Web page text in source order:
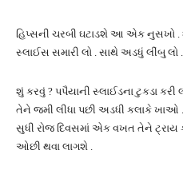
હિપ્સની ચરબી ઘટાડશે આ એક નુસખો .
સ્લાઈસ સમારી લો . સાથે અડધું લીંબુ લો .
શું કરવું ? પપૈયાની સ્લાઈડના ટુકડા કરી
તેને જમી લીધા પછી અડધી કલાકે ખાઓ
સુધી રોજ દિવસમાં એક વખત તેને ટ્રાય
ઓછી થવા લાગશે .